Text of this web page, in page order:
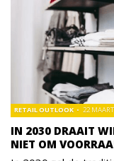
IN 2030 DRAAIT
NIET OM
RETAIL OUTLOOK 22